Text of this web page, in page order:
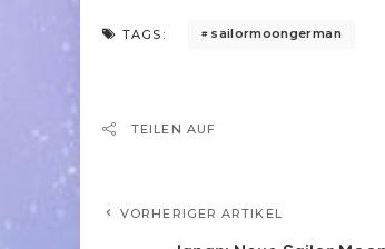
TAGS: sailormoongerman
TEILEN AUF
VORHERIGER ARTIKEL